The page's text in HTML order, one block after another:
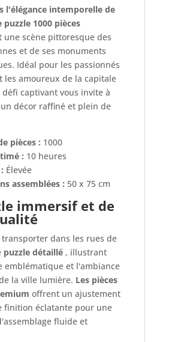
l'élégance intemporelle de
puzzle 1000 pièces
une scène pittoresque des
et de ses monuments
Idéal pour les passionnés
les amoureux de la capitale
défi captivant vous invite à
décor raffiné et plein de
pièces : 1000
: 10 heures
Élevée
assemblées : 50 x 75 cm
immersif et de
transporter dans les rues de
puzzle détaillé, illustrant
emblématique et l'ambiance
la ville lumière. Les pièces
offrent un ajustement
finition éclatante pour une
fluide et